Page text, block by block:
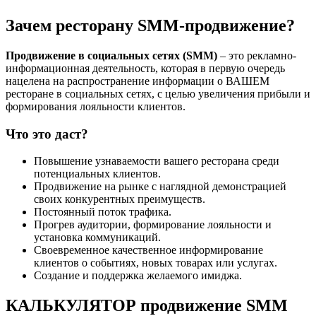
Зачем ресторану SMM-продвижение?
Продвижение в социальных сетях (SMM) – это рекламно-
информационная деятельность, которая в первую очередь
нацелена на распространение информации о ВАШЕМ
ресторане в социальных сетях, с целью увеличения прибыли и
формирования лояльности клиентов.
Что это даст?
Повышение узнаваемости вашего ресторана среди
потенциальных клиентов.
Продвижение на рынке с наглядной демонстрацией
своих конкурентных преимуществ.
Постоянный поток трафика.
Прогрев аудитории, формирование лояльности и
установка коммуникаций.
Своевременное качественное информирование
клиентов о событиях, новых товарах или услугах.
Создание и поддержка желаемого имиджа.
КАЛЬКУЛЯТОР продвижение SMM